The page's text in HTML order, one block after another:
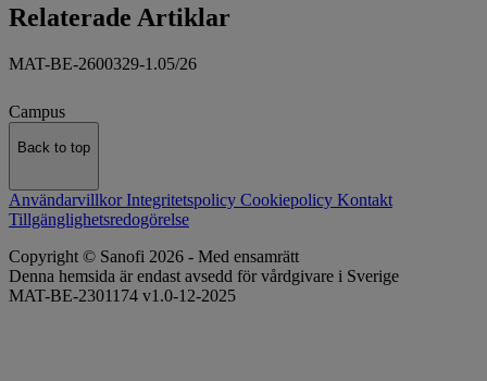
Relaterade Artiklar
MAT-BE-2600329-1.05/26
Campus
Back to top
AnvändarvillkorIntegritetspolicy Cookiepolicy Kontakt
Tillgänglighetsredogörelse
Copyright © Sanofi 2026 - Med ensamrätt
Denna hemsida är endast avsedd för vårdgivare i Sverige
MAT-BE-2301174 v1.0-12-2025